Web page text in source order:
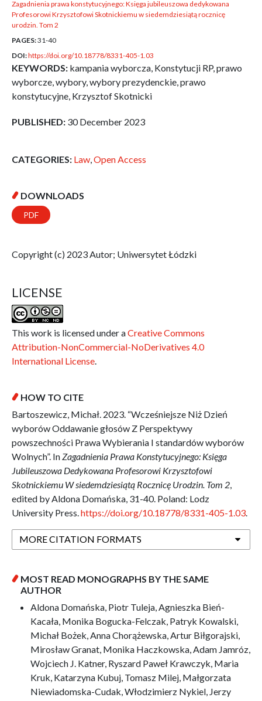
Zagadnienia prawa konstytucyjnego: Księga jubileuszowa dedykowana
Profesorowi Krzysztofowi Skotnickiemu w siedemdziesiątą rocznicę
urodzin. Tom 2
PAGES:31-40
DOI:https://doi.org/10.18778/8331-405-1.03
KEYWORDS: kampania wyborcza, Konstytucji RP, prawo
wyborcze, wybory, wybory prezydenckie, prawo
konstytucyjne, Krzysztof Skotnicki
PUBLISHED: 30 December 2023
CATEGORIES: Law Open Access
DOWNLOADS
PDF
Copyright (c) 2023 Autor; Uniwersytet Łódzki
LICENSE
This work is licensed under aCreative Commons
Attribution-NonCommercial-NoDerivatives 4.0
International License
HOW TO CITE
Bartoszewicz, Michał. 2023. “Wcześniejsze Niż Dzień
wyborów Oddawanie głosów Z Perspektywy
powszechności Prawa Wybierania I standardów wyborów
Wolnych”. In Zagadnienia Prawa Konstytucyjnego: Księga
Jubileuszowa Dedykowana Profesorowi Krzysztofowi
Skotnickiemu W siedemdziesiątą Rocznicę Urodzin. Tom 2
edited by Aldona Domańska, 31-40. Poland: Lodz
University Press. https://doi.org/10.18778/8331-405-1.03
MORE CITATION FORMATS
MOST READ MONOGRAPHS BY THE SAME
AUTHOR
Aldona Domańska, Piotr Tuleja, Agnieszka Bień-
Kacała, Monika Bogucka-Felczak, Patryk Kowalski,
Michał Bożek, Anna Chorążewska, Artur Biłgorajski,
Mirosław Granat, Monika Haczkowska, Adam Jamróz,
Wojciech J. Katner, Ryszard Paweł Krawczyk, Maria
Kruk, Katarzyna Kubuj, Tomasz Milej, Małgorzata
Niewiadomska-Cudak, Włodzimierz Nykiel, Jerzy